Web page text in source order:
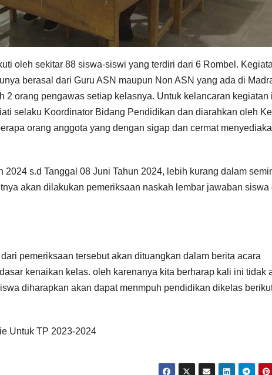
oleh sekitar 88 siswa-siswi yang terdiri dari 6 Rombel.
berasal dari Guru ASN maupun Non ASN yang ada di
2 orang pengawas setiap kelasnya. Untuk kelancaran kegiatan
selaku Koordinator Bidang Pendidikan dan diarahkan oleh
orang anggota yang dengan sigap dan cermat
s.d Tanggal 08 Juni Tahun 2024, lebih kurang dalam
akan dilakukan pemeriksaan naskah lembar jawaban siswa
pemeriksaan tersebut akan dituangkan dalam berita acara
kenaikan kelas. oleh karenanya kita berharap kali ini tidak
diharapkan akan dapat menmpuh pendidikan dikelas
Untuk TP 2023-2024